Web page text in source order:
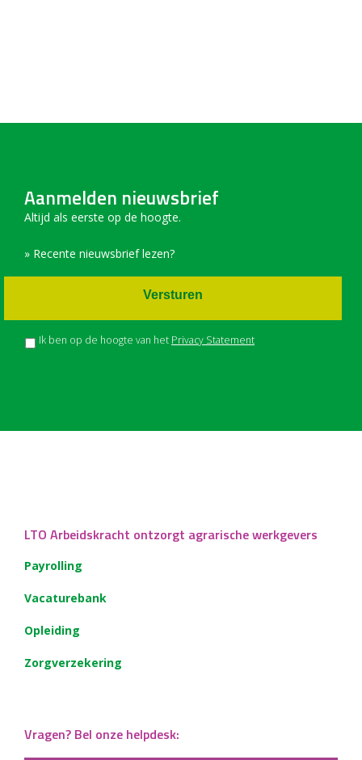
Aanmelden nieuwsbrief
Altijd als eerste op de hoogte.
» Recente nieuwsbrief lezen?
Ik ben op de hoogte van het Privacy Statement
Versturen
LTO Arbeidskracht ontzorgt agrarische werkgevers
Payrolling
Vacaturebank
Opleiding
Zorgverzekering
Vragen? Bel onze helpdesk: